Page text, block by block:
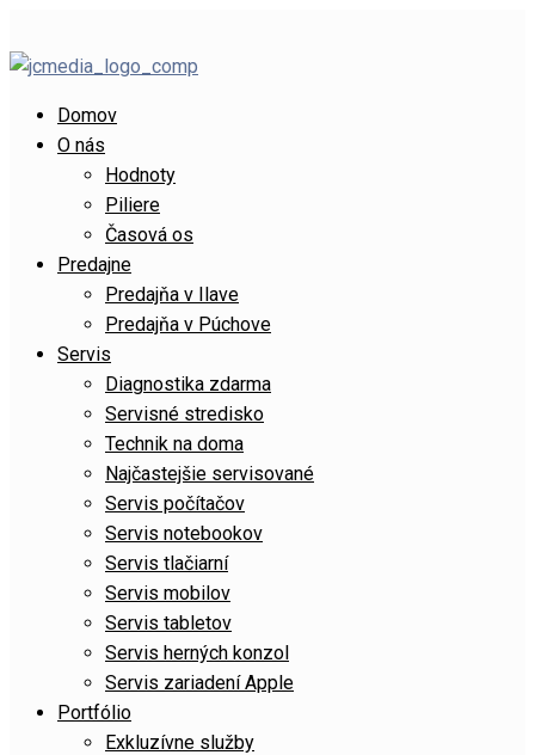
Domov
O nás
Hodnoty
Piliere
Časová os
Predajne
Predajňa v Ilave
Predajňa v Púchove
Servis
Diagnostika zdarma
Servisné stredisko
Technik na doma
Najčastejšie servisované
Servis počítačov
Servis notebookov
Servis tlačiarní
Servis mobilov
Servis tabletov
Servis herných konzol
Servis zariadení Apple
Portfólio
Exkluzívne služby